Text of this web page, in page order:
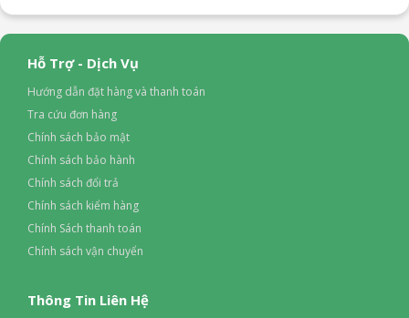
Hỗ Trợ - Dịch Vụ
Hướng dẫn đặt hàng và thanh toán
Tra cứu đơn hàng
Chính sách bảo mật
Chính sách bảo hành
Chính sách đổi trả
Chính sách kiểm hàng
Chính Sách thanh toán
Chính sách vận chuyển
Thông Tin Liên Hệ